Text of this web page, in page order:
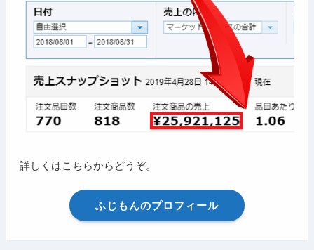
詳しくはこちらからどうぞ。
ふじもんのプロフィール